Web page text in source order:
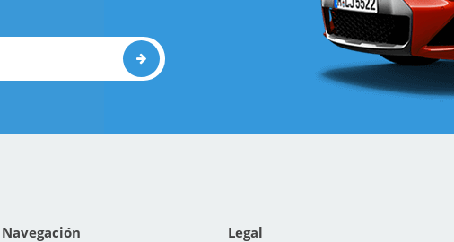
Navegación Legal